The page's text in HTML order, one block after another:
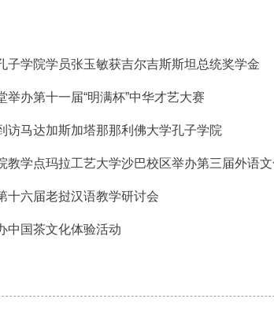
子学院学员张玉敏获吉尔吉斯斯坦总统奖学金
办第十一届“明满杯”中华才艺大赛
访马达加斯加塔那那利佛大学孔子学院
教学点玛拉工艺大学沙巴校区举办第三届外语
十六届老挝汉语教学研讨会
中国茶文化体验活动